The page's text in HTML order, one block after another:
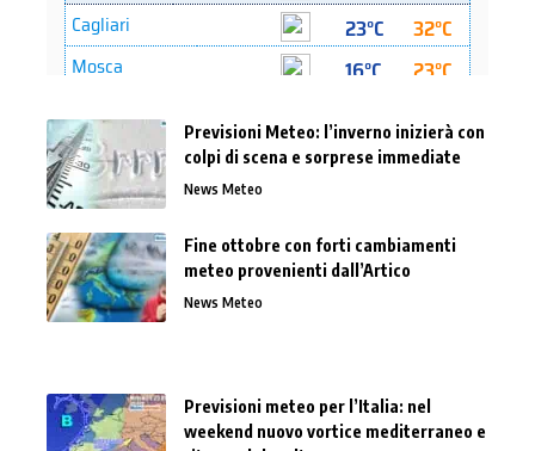
Previsioni Meteo: l’inverno inizierà con
colpi di scena e sorprese immediate
News Meteo
Fine ottobre con forti cambiamenti
meteo provenienti dall’Artico
News Meteo
Previsioni meteo per l’Italia: nel
weekend nuovo vortice mediterraneo e